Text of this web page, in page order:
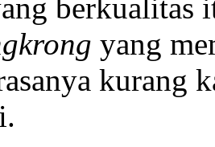
berkualitas
yang
kurang